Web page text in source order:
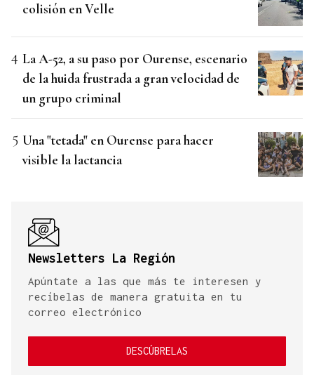
colisión en Velle
La A-52, a su paso por Ourense, escenario
de la huida frustrada a gran velocidad de
un grupo criminal
Una "tetada" en Ourense para hacer
visible la lactancia
Newsletters La Región
Apúntate a las que más te interesen y
recíbelas de manera gratuita en tu
correo electrónico
DESCÚBRELAS